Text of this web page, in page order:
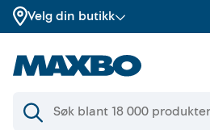
Velg din butikk